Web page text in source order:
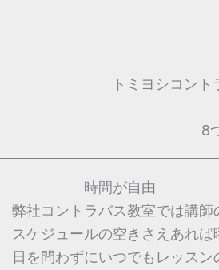
トミヨシコン
8
時間が自由
弊社コントラバス教室では講師
スケジュールの空きさえあれば
日を問わずにいつでもレッスン